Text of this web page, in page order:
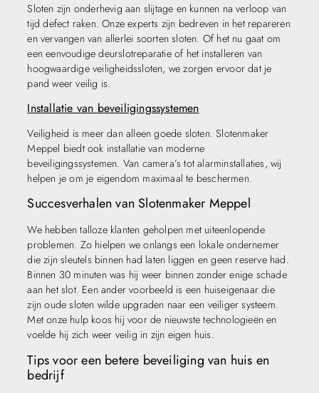
Sloten zijn onderhevig aan slijtage en kunnen na verloop van
tijd defect raken. Onze experts zijn bedreven in het repareren
en vervangen van allerlei soorten sloten. Of het nu gaat om
een eenvoudige deurslotreparatie of het installeren van
hoogwaardige veiligheidssloten, we zorgen ervoor dat je
pand weer veilig is.
Installatie van beveiligingssystemen
Veiligheid is meer dan alleen goede sloten. Slotenmaker
Meppel biedt ook installatie van moderne
beveiligingssystemen. Van camera’s tot alarminstallaties, wij
helpen je om je eigendom maximaal te beschermen.
Succesverhalen van Slotenmaker Meppel
We hebben talloze klanten geholpen met uiteenlopende
problemen. Zo hielpen we onlangs een lokale ondernemer
die zijn sleutels binnen had laten liggen en geen reserve had.
Binnen 30 minuten was hij weer binnen zonder enige schade
aan het slot. Een ander voorbeeld is een huiseigenaar die
zijn oude sloten wilde upgraden naar een veiliger systeem.
Met onze hulp koos hij voor de nieuwste technologieën en
voelde hij zich weer veilig in zijn eigen huis.
Tips voor een betere beveiliging van huis en
bedrijf